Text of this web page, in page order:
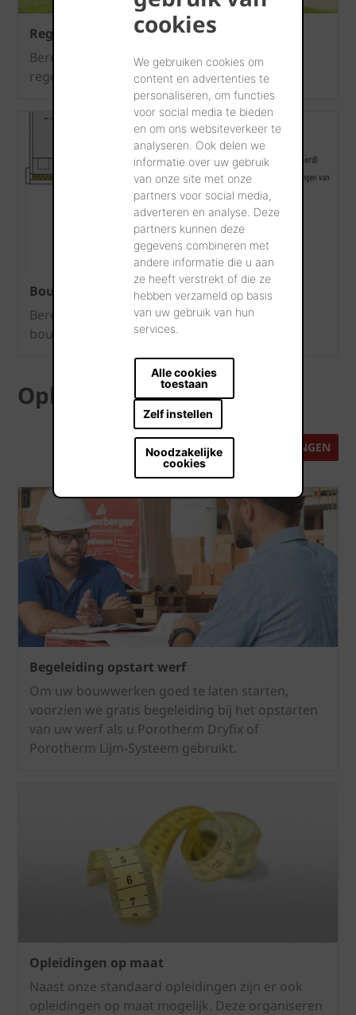
cookies
We gebruiken cookies om
content en advertenties te
personaliseren, om functies
voor social media te bieden
en om ons websiteverkeer te
analyseren. Ook delen we
informatie over uw gebruik
van onze site met onze
partners voor social media,
adverteren en analyse. Deze
partners kunnen deze
gegevens combineren met
andere informatie die u aan
ze heeft verstrekt of die ze
hebben verzameld op basis
van uw gebruik van hun
services.
Alle cookies
toestaan
Zelf instellen
Noodzakelijke
cookies
Regenwatercalculator
Bereken hoeveel water u zou besparen als u
regenwater recupereert.
Bouwknopenatlas
Bereken meer dan 150 bouwknopen voor uw
bouwproject.
Opleidingen
BEKIJK ALLE OPLEIDINGEN
Begeleiding opstart werf
Om uw bouwwerken goed te laten starten,
voorzien we gratis begeleiding bij het opstarten
van uw werf als u Porotherm Dryfix of
Porotherm Lijm-Systeem gebruikt.
Opleidingen op maat
Naast onze standaard opleidingen zijn er ook
opleidingen op maat mogelijk. Deze organiseren